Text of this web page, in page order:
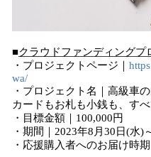
■クラウドファンディングプ
・プロジェクトページ｜
wa/
・プロジェクト名｜高級車
カードもお札も小銭も、す
・目標金額｜100,000円
・期間｜2023年8月30日(水)
・応援購入者へのお届け時